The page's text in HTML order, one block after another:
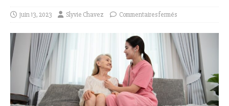
juin 13, 2023 Slyvie Chavez Commentaires fermés